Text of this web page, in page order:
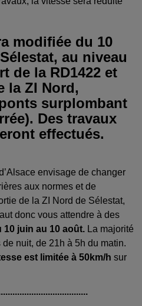
modifiée du 10
au niveau
de la RD1422 et
la ZI Nord,
surplombant
Des travaux
effectués.
envisage de changer
aux normes et de
de la ZI Nord de Sélestat,
donc vous attendre à des
10 juin au 10 août. La majorité
nuit, de 21h à 5h du matin.
est limitée à 50km/h sur